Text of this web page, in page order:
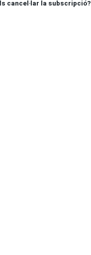
cancel·lar la subscripció?